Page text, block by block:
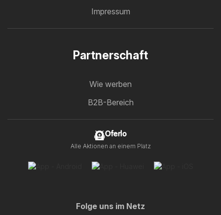
Impressum
Partnerschaft
Wie werben
B2B-Bereich
Oferlo
Alle Aktionen an einem Platz
Folge uns im Netz